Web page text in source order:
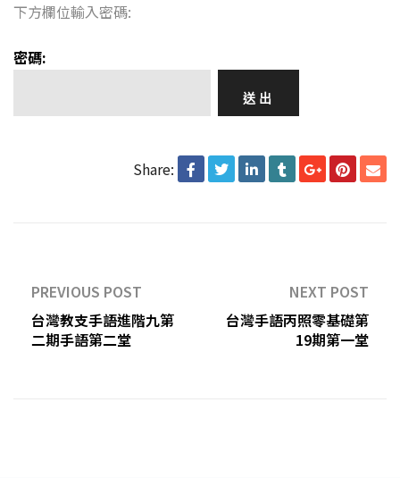
下方欄位輸入密碼:
密碼:
Share:
PREVIOUS POST
台灣教支手語進階九第
二期手語第二堂
NEXT POST
台灣手語丙照零基礎第
19期第一堂